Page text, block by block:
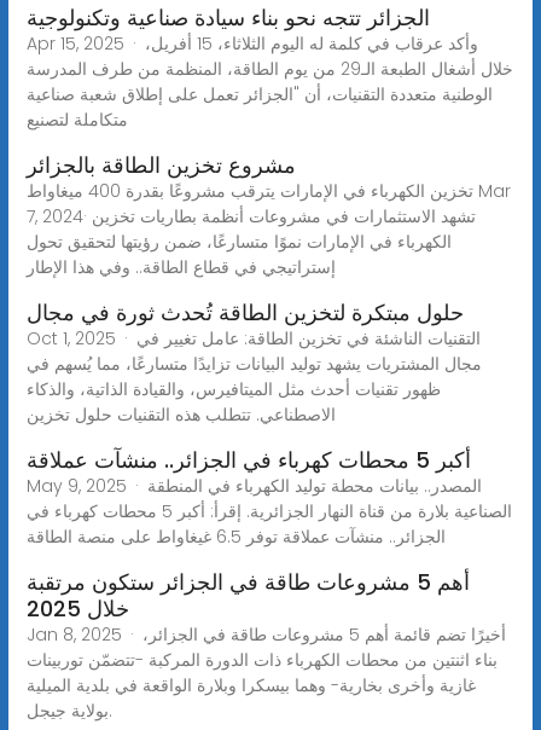
الجزائر تتجه نحو بناء سيادة صناعية وتكنولوجية
Apr 15, 2025 · وأكد عرقاب في كلمة له اليوم الثلاثاء، 15 أفريل،
خلال أشغال الطبعة الـ29 من يوم الطاقة، المنظمة من طرف المدرسة
الوطنية متعددة التقنيات، أن "الجزائر تعمل على إطلاق شعبة صناعية
متكاملة لتصنيع
مشروع تخزين الطاقة بالجزائر
تخزين الكهرباء في الإمارات يترقب مشروعًا بقدرة 400 ميغاواط Mar
7, 2024· تشهد الاستثمارات في مشروعات أنظمة بطاريات تخزين
الكهرباء في الإمارات نموًا متسارعًا، ضمن رؤيتها لتحقيق تحول
إستراتيجي في قطاع الطاقة.. وفي هذا الإطار
حلول مبتكرة لتخزين الطاقة تُحدث ثورة في مجال
Oct 1, 2025 · التقنيات الناشئة في تخزين الطاقة: عامل تغيير في
مجال المشتريات يشهد توليد البيانات تزايدًا متسارعًا، مما يُسهم في
ظهور تقنيات أحدث مثل الميتافيرس، والقيادة الذاتية، والذكاء
الاصطناعي. تتطلب هذه التقنيات حلول تخزين
أكبر 5 محطات كهرباء في الجزائر.. منشآت عملاقة
May 9, 2025 · المصدر.. بيانات محطة توليد الكهرباء في المنطقة
الصناعية بلارة من قناة النهار الجزائرية. إقرأ: أكبر 5 محطات كهرباء في
الجزائر.. منشآت عملاقة توفر 6.5 غيغاواط على منصة الطاقة
أهم 5 مشروعات طاقة في الجزائر ستكون مرتقبة
خلال 2025
Jan 8, 2025 · أخيرًا تضم قائمة أهم 5 مشروعات طاقة في الجزائر،
بناء اثنتين من محطات الكهرباء ذات الدورة المركبة -تتضمّن توربينات
غازية وأخرى بخارية- وهما بيسكرا وبلارة الواقعة في بلدية الميلية
بولاية جيجل.